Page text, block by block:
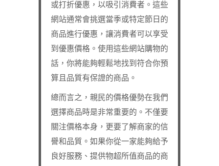
或打折優惠，以吸引消費者。這些
網站通常會挑選當季或特定節日的
商品進行優惠，讓消費者可以享受
到優惠價格。使用這些網站購物的
話，你將能夠輕鬆地找到符合你預
算且品質有保證的商品。
總而言之，親民的價格優勢在我們
選擇商品時是非常重要的。不僅要
關注價格本身，更要了解商家的信
譽和品質。如果你從一家能夠給予
良好服務、提供物超所值商品的商